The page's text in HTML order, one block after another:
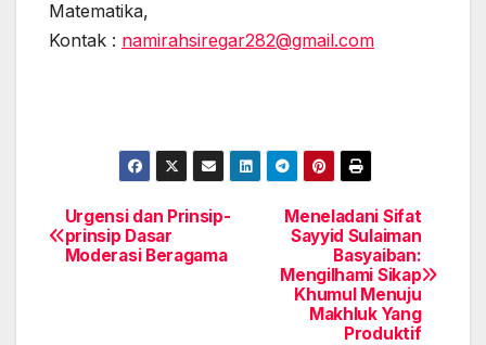
Matematika,
Kontak : namirahsiregar282@gmail.com
Post
navigation
Meneladani Sifat
Sayyid Sulaiman
Basyaiban:
Mengilhami Sikap
Khumul Menuju
Makhluk Yang
Produktif
Urgensi dan Prinsip-
prinsip Dasar
Moderasi Beragama